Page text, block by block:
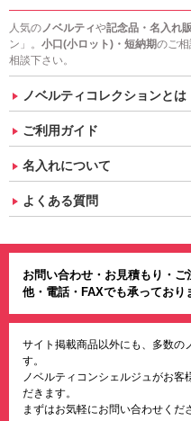
人気のノベルティや記念品・名入れ
ン」。 小口(小ロット)・短納期のご
相談下さい。
ノベルティコレクションとは
ご利用ガイド
名入れについて
よくある質問
お問い合わせ・お見積もり・
他・電話・FAXでも承っており
サイト掲載商品以外にも、多数の
す。
ノベルティコンシェルジュがお客
だきます。
まずはお気軽にお問い合わせくだ